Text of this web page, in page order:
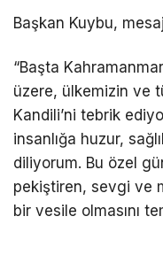
Başkan Kuybu,
“Başta
üzere, ülkemizin ve
Kandili’ni tebrik
insanlığa huzur,
diliyorum. Bu özel
pekiştiren, sevgi ve
bir vesile olmasını